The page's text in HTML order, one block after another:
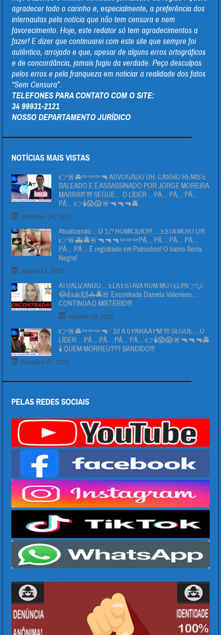
agradecer todo o carinho e, especialmente, a preferência dos
internautas pela notícia que não tem censura e nem
favorecimento. Hoje, este redator só tem agradecimentos a
fazer! E dizer que continuarei com este site que sempre foi
autêntico, arrojado e que, apesar de alguns erros ortográficos
e de concordância, jamais fugiu da verdade. Peço desculpas
pelos erros e pela franqueza em noticiar a realidade dos fatos
“Sem Censura”.
TELEFONES PARA CONTATO COM O SITE:
34 99931-2121
NOSSO DEPARTAMENTO JURÍDICO
NOTÍCIAS MAIS VISTAS
👉🚨🚔⚰⚰⚰🔫 ADVOGADO DR. CÁSSIO REMIS É
BALEADO E É ASSASSINADO POR JORGE MOREIRA
MARRA!!! !!!! SEGUE… O LÍDER… PÄ… PÄ… PÁ…
PÁ… 👉🕯😱😱🚨🔫🔫🔫🚔
setembro 24, 2020
Atualizando….O 17º HOMICIDIO!!!…. ESTA MORTO!!!
👉🚨🚑🚔🚨🔫🔫🔫⚰⚰⚰PÁ… PÁ… PÁ… PÁ…
PÁ… PÁ… É registrado em Patrocínio! O bairro Serra
Negra!
agosto 13, 2020
ATUALIZANDO… ELA ESTAVA NUM MOTEL!!!!👉🙄
😳👍🙏🙌🚓🚔🚨 Encontrada Daniela Valeriano…
CONTINUA O MISTÉRIO!!!
outubro 23, 2020
👉🚨🚔⚰⚰⚰🔫 ” 10 Á 0 PARA A PM”!!!! SEGUE… O
LÍDER… PÄ… PÄ… PÁ… PÁ… 👉🕯😱😱🚨🔫🔫🔫🚔
🕯 QUEM MORREU??? BANDIDO!!!
fevereiro 27, 2020
PELAS REDES SOCIAIS